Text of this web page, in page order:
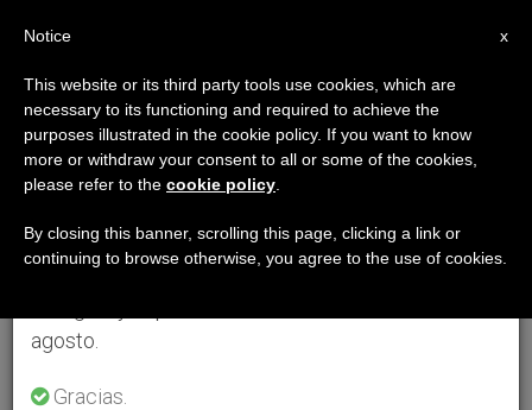
×
Aviso importante
Del 27 de julio al 7 de agosto haremos la pausa
anual, aprovechando que en el periodo de verano
se generan menos informaciones y también el
agosto.
Gracias.
x
Notice
This website or its third party tools use cookies, which are
necessary to its functioning and required to achieve the
purposes illustrated in the cookie policy. If you want to know
more or withdraw your consent to all or some of the cookies,
please refer to the cookie policy
By closing this banner, scrolling this page, clicking a link or
continuing to browse otherwise, you agree to the use of cookies.